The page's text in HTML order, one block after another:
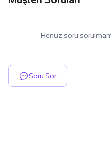
Henüz soru
Soru Sor